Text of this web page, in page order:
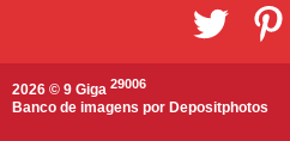
2026 © 9 Giga 29006
Banco de imagens por Depositphotos